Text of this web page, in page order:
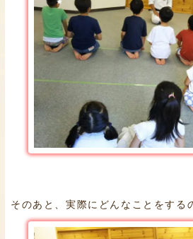
そのあと、実際にどんなことをする